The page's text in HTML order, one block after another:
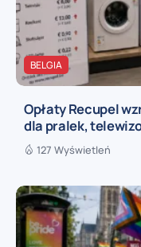
BELGIA
Opłaty Recupel
dla pralek,
127 Wyświetleń